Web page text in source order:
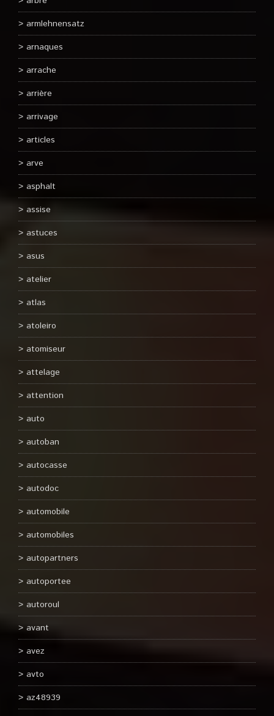
armlehnensatz
arnaques
arrache
arrière
arrivage
articles
arve
asphalt
assise
astuces
asus
atelier
atlas
atoleiro
atomiseur
attelage
attention
auto
autoban
autocasse
autodoc
automobile
automobiles
autopartners
autoportee
autoroul
avant
avez
avto
az48939